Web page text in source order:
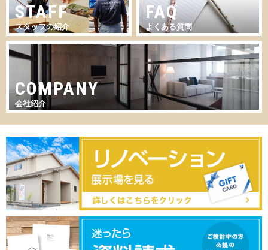
STAFF
スタッフの紹介
FAQ
よくある質問
COMPANY
会社紹介